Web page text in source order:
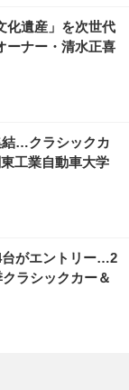
化遺産」を次世代
ナー・清水正喜
結…クラシックカ
工業自動車大学
台がエントリー…2
ラシックカー＆